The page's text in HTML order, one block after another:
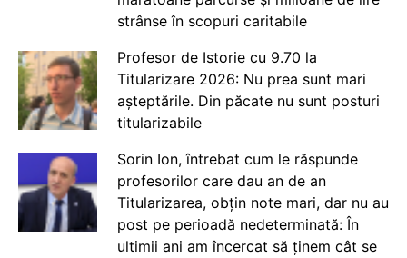
strânse în scopuri caritabile
Profesor de Istorie cu 9.70 la
Titularizare 2026: Nu prea sunt mari
așteptările. Din păcate nu sunt posturi
titularizabile
Sorin Ion, întrebat cum le răspunde
profesorilor care dau an de an
Titularizarea, obțin note mari, dar nu au
post pe perioadă nedeterminată: În
ultimii ani am încercat să ținem cât se